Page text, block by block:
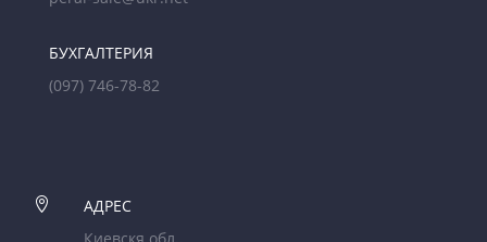
БУХГАЛТЕРИЯ
(097) 746-78-82

АДРЕС